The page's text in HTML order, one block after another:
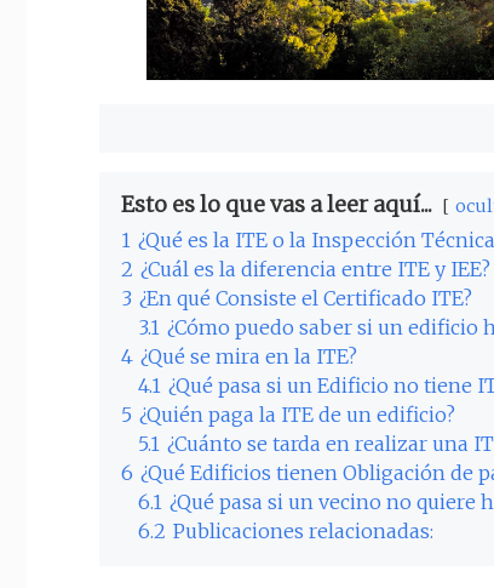
Esto es lo que vas a leer aquí...
1 ¿Qué es la ITE o la Inspección
2 ¿Cuál es la diferencia entre ITE y IEE?
3 ¿En qué Consiste el Certificado ITE?
3.1 ¿Cómo puedo saber si un edificio
4 ¿Qué se mira en la ITE?
4.1 ¿Qué pasa si un Edificio no tiene
5 ¿Quién paga la ITE de un edificio?
5.1 ¿Cuánto se tarda en realizar una
6 ¿Qué Edificios tienen Obligación de
6.1 ¿Qué pasa si un vecino no quiere
6.2 Publicaciones relacionadas: